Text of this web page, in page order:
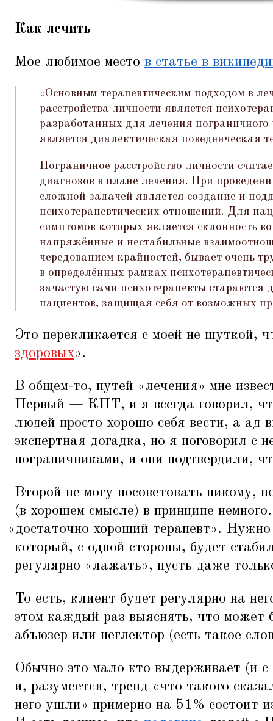
Как лечить
Мое любимое место в статье в
«Основным терапевтическим подходом в
расстройства личности является
разработанных для лечения пограничного
является диалектическая поведенческая
Пограничное расстройство личности
диагнозов в плане лечения. При
сложной задачей является создание и
психотерапевтических отношений. Для
симптомов которых является склонность
напряжённые и нестабильные
чередованием крайностей, бывает очень
в определённых рамках
зачастую сами психотерапевты стараются
пациентов, защищая себя от возможных
Это перекликается с моей не шуткой,
здоровых».
В общем-то, путей «лечения» мне
Первый — КПТ, и я всегда говорил,
людей просто хорошо себя вести, а ад
экспертная догадка, но я поговорил с
пограничниками, и они подтвердили,
Второй не могу посоветовать никому,
(в хорошем смысле) в принципе
«достаточно хороший терапевт».
который, с одной стороны, будет
регулярно «лажать», пусть даже
То есть, клиент будет регулярно на
этом каждый раз выяснять, что может
абъюзер или неглектор (есть такое
Обычно это мало кто выдерживает (и с
и, разумеется, тренд «что такого
него ушли» примерно на 51% состоит